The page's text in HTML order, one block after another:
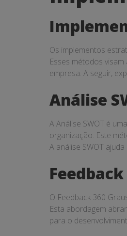
Os implementos
Esses métodos
empresa. A seguir,
Análise
A Análise SWOT é
organização. Este
A análise SWOT
O Feedback 360
Esta abordagem
para o